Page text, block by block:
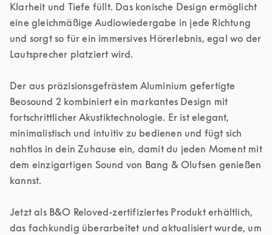
Klarheit und Tiefe füllt. Das konische Design ermöglicht
eine gleichmäßige Audiowiedergabe in jede Richtung
und sorgt so für ein immersives Hörerlebnis, egal wo der
Lautsprecher platziert wird.
Der aus präzisionsgefrästem Aluminium gefertigte
Beosound 2 kombiniert ein markantes Design mit
fortschrittlicher Akustiktechnologie. Er ist elegant,
minimalistisch und intuitiv zu bedienen und fügt sich
nahtlos in dein Zuhause ein, damit du jeden Moment mit
dem einzigartigen Sound von Bang & Olufsen genießen
kannst.
Jetzt als B&O Reloved-zertifiziertes Produkt erhältlich,
das fachkundig überarbeitet und aktualisiert wurde, um